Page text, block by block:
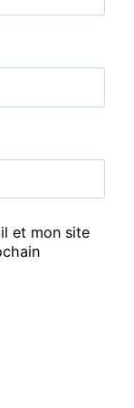
et mon site